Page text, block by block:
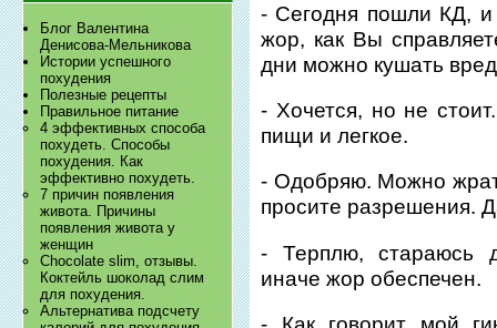
Блог Валентина
Денисова-Мельникова
Истории успешного
похудения
Полезные рецепты
Правильное питание
4 эффективных способа
похудеть. Способы
похудения. Как
эффективно похудеть.
7 причин появления
живота. Причины
появления живота у
женщин
Chocolate slim, отзывы.
Коктейль шоколад слим
для похудения.
Альтернатива подсчету
- Сегодня пошли КД, и
жор, как Вы
дни можно кушать
- Хочется, но не
пищи и легкое.
- Одобряю. Можно
просите разрешения.
- Терплю, стараюсь
иначе жор обеспечен.